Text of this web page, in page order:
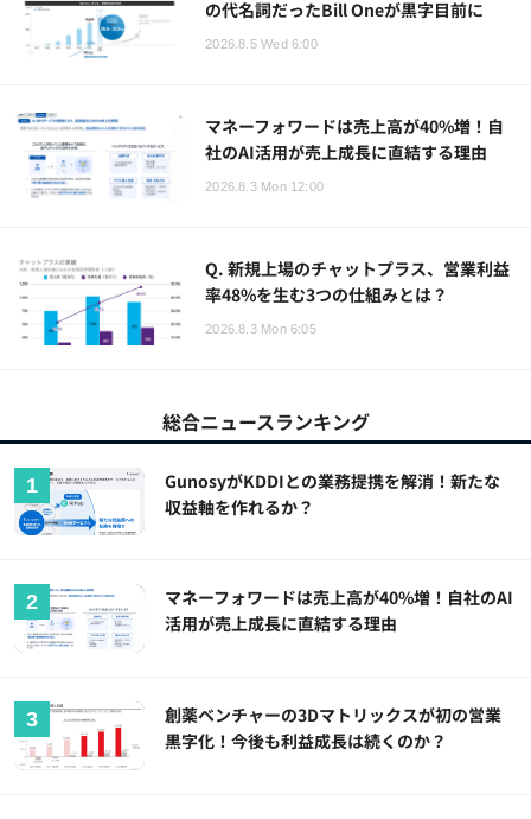
の代名詞だったBill Oneが黒字目前に
2026.8.5 Wed 6:00
マネーフォワードは売上高が40%増！自
社のAI活用が売上成長に直結する理由
2026.8.3 Mon 12:00
Q. 新規上場のチャットプラス、営業利益
率48%を生む3つの仕組みとは？
2026.8.3 Mon 6:05
総合ニュースランキング
GunosyがKDDIとの業務提携を解消！新たな
収益軸を作れるか？
マネーフォワードは売上高が40%増！自社のAI
活用が売上成長に直結する理由
創薬ベンチャーの3Dマトリックスが初の営業
黒字化！今後も利益成長は続くのか？